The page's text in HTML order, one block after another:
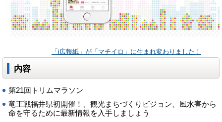
「i広報紙」が「マチイロ」に生まれ変わりました！
内容
第21回トリムマラソン
竜王戦福井県初開催！、観光まちづくりビジョン、風水害から
命を守るために最新情報を入手しましょう